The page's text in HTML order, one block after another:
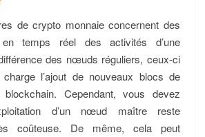
de crypto monnaie concernent des
en temps réel des activités d’une
des nœuds réguliers, ceux-ci
l’ajout de nouveaux blocs de
Cependant, vous devez
d’un nœud maître reste
coûteuse. De même, cela peut